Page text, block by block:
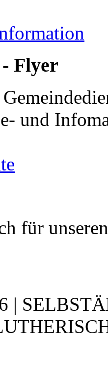
Flyer
und
für
|